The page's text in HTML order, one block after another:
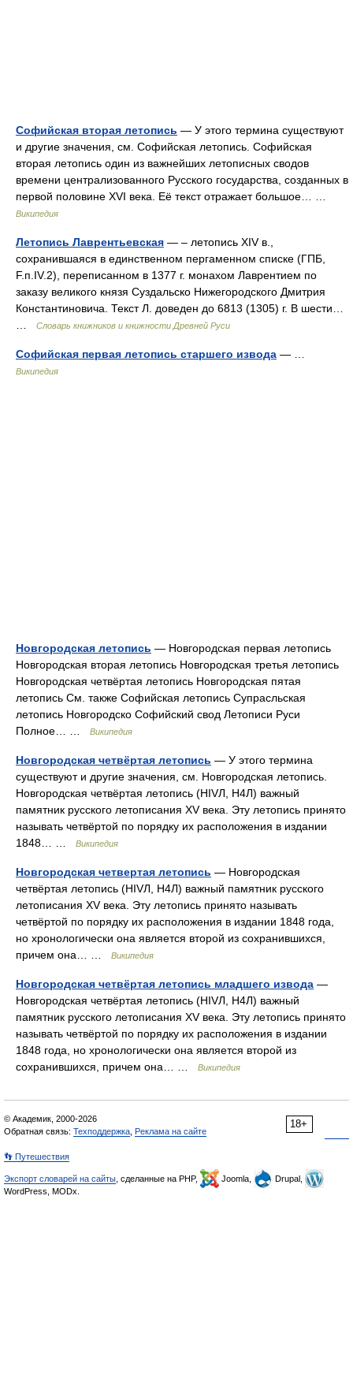
Софийская вторая летопись — У этого термина существуют
и другие значения, см. Софийская летопись. Софийская
вторая летопись один из важнейших летописных сводов
времени централизованного Русского государства, созданных в
первой половине XVI века. Её текст отражает большое… …
Википедия
Летопись Лаврентьевская — – летопись XIV в.,
сохранившаяся в единственном пергаменном списке (ГПБ,
F.п.IV.2), переписанном в 1377 г. монахом Лаврентием по
заказу великого князя Суздальско Нижегородского Дмитрия
Константиновича. Текст Л. доведен до 6813 (1305) г. В шести…
Словарь книжников и книжности Древней Руси
Софийская первая летопись старшего извода — …
Википедия
Новгородская летопись — Новгородская первая летопись
Новгородская вторая летопись Новгородская третья летопись
Новгородская четвёртая летопись Новгородская пятая
летопись См. также Софийская летопись Супрасльская
летопись Новгородско Софийский свод Летописи Руси
Полное… …
Википедия
Новгородская четвёртая летопись — У этого термина
существуют и другие значения, см. Новгородская летопись.
Новгородская четвёртая летопись (HIVЛ, Н4Л) важный
памятник русского летописания XV века. Эту летопись принято
называть четвёртой по порядку их расположения в издании
1848… …
Википедия
Новгородская четвертая летопись — Новгородская
четвёртая летопись (НIVЛ, Н4Л) важный памятник русского
летописания XV века. Эту летопись принято называть
четвёртой по порядку их расположения в издании 1848 года,
но хронологически она является второй из сохранившихся,
причем она… …
Википедия
Новгородская четвёртая летопись младшего извода —
Новгородская четвёртая летопись (НIVЛ, Н4Л) важный
памятник русского летописания XV века. Эту летопись принято
называть четвёртой по порядку их расположения в издании
1848 года, но хронологически она является второй из
сохранившихся, причем она… …
Википедия
18+
© Академик, 2000-2026
Обратная связь: Техподдержка Реклама на сайте
👣 Путешествия
Экспорт словарей на сайты , сделанные на PHP, Joomla,
Drupal,
WordPress, MODx.